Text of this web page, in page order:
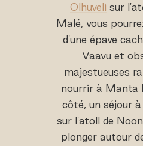
Olhuveli sur
Malé, vous
d'une épave
Vaavu et
majestueuses
nourrir à Manta
côté, un séjour à
sur l'atoll de
plonger autour